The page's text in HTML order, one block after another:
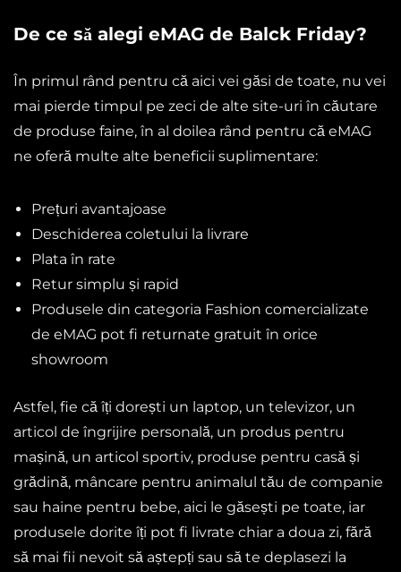
De ce să alegi eMAG de Balck Friday?
În primul rând pentru că aici vei găsi de toate, nu vei
mai pierde timpul pe zeci de alte site-uri în căutare
de produse faine, în al doilea rând pentru că eMAG
ne oferă multe alte beneficii suplimentare:
Prețuri avantajoase
Deschiderea coletului la livrare
Plata în rate
Retur simplu și rapid
Produsele din categoria Fashion comercializate
de eMAG pot fi returnate gratuit în orice
showroom
Astfel, fie că îți dorești un laptop, un televizor, un
articol de îngrijire personală, un produs pentru
mașină, un articol sportiv, produse pentru casă și
grădină, mâncare pentru animalul tău de companie
sau haine pentru bebe, aici le găsești pe toate, iar
produsele dorite îți pot fi livrate chiar a doua zi, fără
să mai fii nevoit să aștepți sau să te deplasezi la